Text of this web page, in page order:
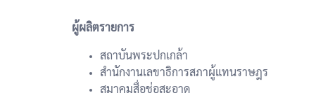
ผู้ผลิตรายการ
สถาบันพระปกเกล้า
สำนักงานเลขาธิการสภาผู้แทนราษฎร
สมาคมสื่อช่อสะอาด